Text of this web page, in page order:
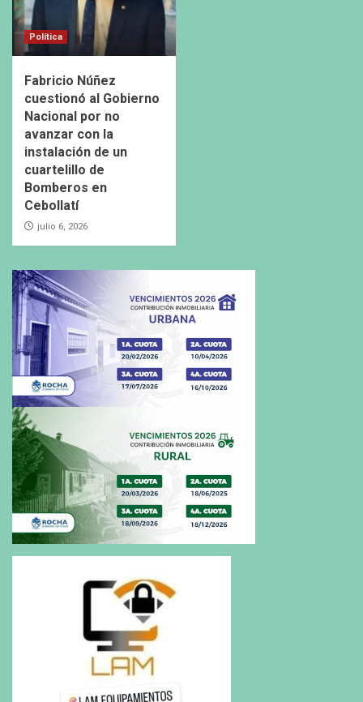
Política
Fabricio Núñez
cuestionó al Gobierno
Nacional por no
avanzar con la
instalación de un
cuartelillo de
Bomberos en
Cebollatí
julio 6, 2026